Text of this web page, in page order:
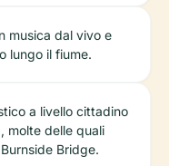
musica dal vivo e
lungo il fiume.
a livello cittadino
molte delle quali
Bridge.